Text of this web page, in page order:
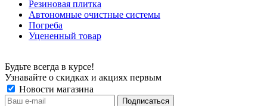
Резиновая плитка
Автономные очистные системы
Погреба
Уцененный товар
Будьте всегда в курсе!
Узнавайте о скидках и акциях первым
Новости магазина